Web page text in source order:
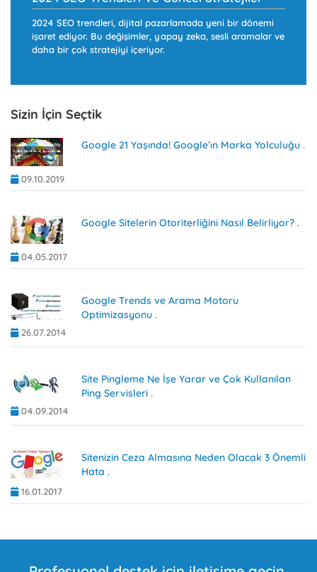
2024 SEO trendleri, dijital pazarlamada yeni bir dönemi
işaret ediyor. Bu değişimler, yapay zeka, sesli aramalar ve
daha bir çok stratejiyi içeriyor.
Sizin İçin Seçtik
09.10.2019
Google 21 Yaşında! Google’ın Marka Yolculuğu .
04.05.2017
Google Sitelerin Otoriterliğini Nasıl Belirliyor? .
26.07.2014
Google Trends ve Arama Motoru
Optimizasyonu .
04.09.2014
Site Pingleme Ne İşe Yarar ve Çok Kullanılan
Ping Servisleri .
16.01.2017
Sitenizin Ceza Almasına Neden Olacak 3 Önemli
Hata .